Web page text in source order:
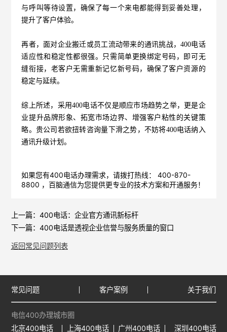
与呼叫等待设置，确保了每一个来电都能得到妥善处理，
提升了客户体验。
再者，面对企业搬迁或员工流动带来的通讯挑战，400电话
适应性和稳定性都很强。只需简单更换绑定号码，即可无
缝衔接，老客户无需重新记忆新号码，确保了客户资源的
稳定与延续。
综上所述，采用400电话不仅是顺应市场趋势之举，更是企
业提升品牌形象、拓宽市场边界、增强客户粘性的关键策
略。贵公司若欲扭转咨询量下滑之势，不妨将400电话纳入
通讯升级计划。
如果您有400电话办理需求，请拨打热线： 400-870-
8800 ，百脑通信为您提供更专业的技术方案和开通服务！
上一篇： 400电话：企业官方通讯新标杆
下一篇： 400电话是透视企业信誉与服务质量的窗口
返回常见问题列表
常见问题 客户案例 关于我们
电信400办理城市圈
北京400电话
上海400电话 广州400电话 深圳400电话